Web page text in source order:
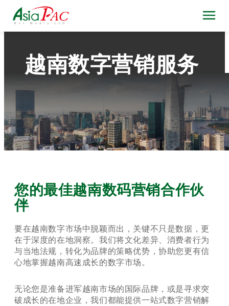
越南数字营销服务
您的最佳越南数码营销合作伙
伴
要在越南数字市场中脱颖而出，关键不只是数据，更
在于深度的在地洞察。我们将文化差异、消费者行为
与当地法规，转化为品牌的策略优势，协助您更有信
心地掌握越南高速成长的数字市场。
无论您是准备进军越南市场的国际品牌，或是寻求突
破成长的在地企业，我们都能提供一站式数字营销解